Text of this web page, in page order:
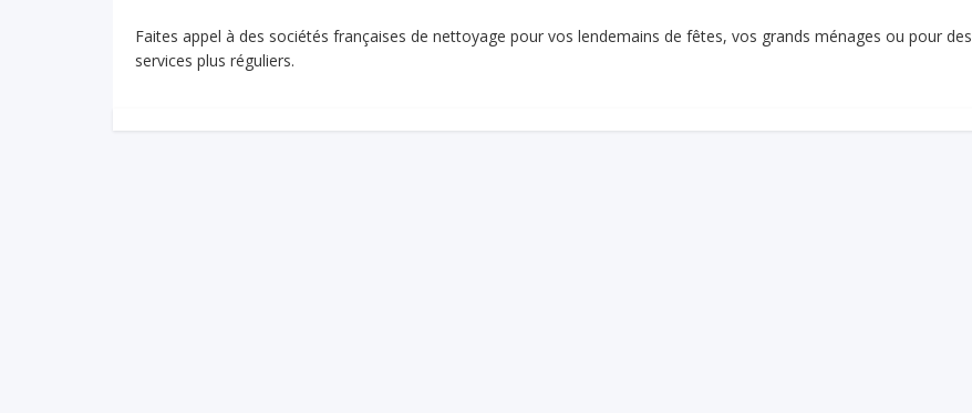
Faites appel à des sociétés françaises de nettoyage pour vos lendemains de fêtes, vos grands ménages ou pour des
services plus réguliers.